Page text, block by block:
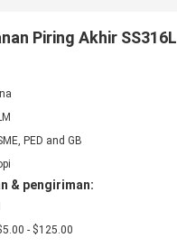
Piring Akhir SS316L
PED and GB
& pengiriman:
- $125.00